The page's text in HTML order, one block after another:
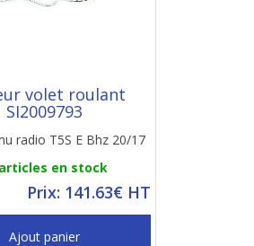
volet roulant
SI2009793
radio T5S E Bhz 20/17
en stock
Prix: 141.63€ HT
Ajout panier